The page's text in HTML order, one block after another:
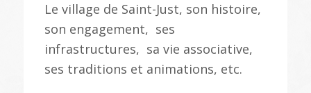
Le village de Saint-Just, son histoire,
son engagement, ses
infrastructures, sa vie associative,
ses traditions et animations, etc.